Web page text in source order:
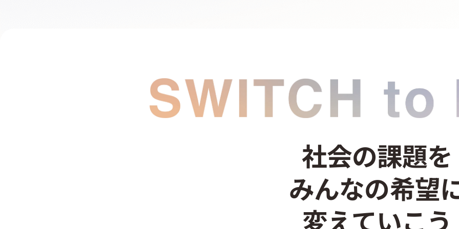
社会の課題を
みんなの希望
変えていこう